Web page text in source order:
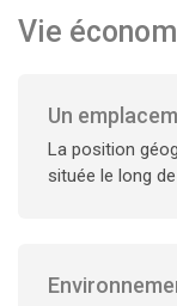
Vie
Un
La position
située le long